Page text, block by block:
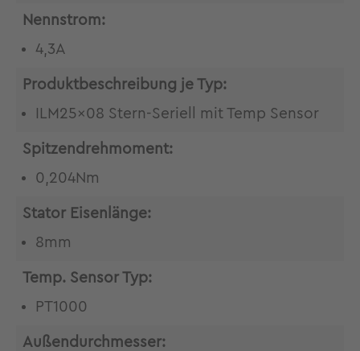
Nennstrom:
4,3A
Produktbeschreibung je Typ:
ILM25x08 Stern-Seriell mit Temp Sensor
Spitzendrehmoment:
0,204Nm
Stator Eisenlänge:
8mm
Temp. Sensor Typ:
PT1000
Außendurchmesser: